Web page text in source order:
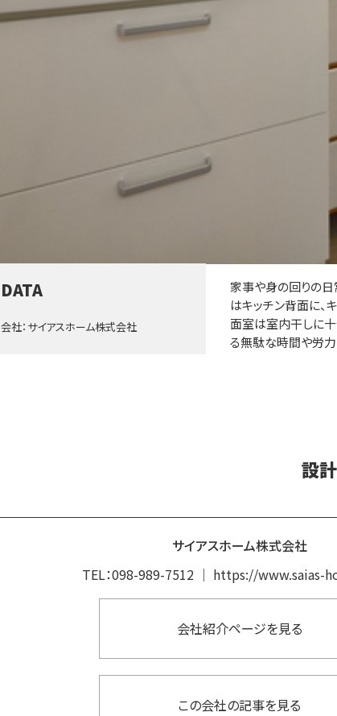
DATA
会社：サイアスホーム株式会社
家事や身の回りの日
はキッチン背面に、
面室は室内干しに
る無駄な時間や労力
設
サイアスホーム株式会社
TEL：098-989-7512｜ https://www.saias-
会社紹介ページを見る
この会社の記事を見る